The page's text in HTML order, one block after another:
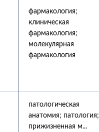
фармакология;
клиническая
фармакология;
молекулярная
фармакология
патологическая
анатомия; патология;
прижизненная м...